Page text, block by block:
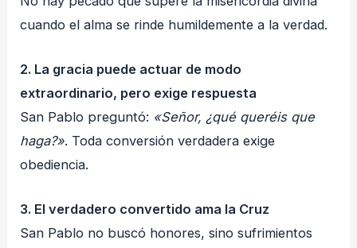
cuando el alma se rinde humildemente a la verdad.
2. La gracia puede actuar de modo
extraordinario, pero exige respuesta
San Pablo preguntó: «Señor, ¿qué queréis que
haga?». Toda conversión verdadera exige
obediencia.
3. El verdadero convertido ama la Cruz
San Pablo no buscó honores, sino sufrimientos